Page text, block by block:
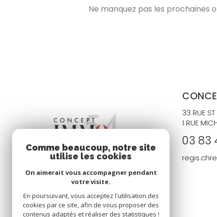
Ne manquez pas les prochaines
33 RUE
1 RUE
03 83
Comme beaucoup, notre site
utilise les cookies
On aimerait vous accompagner pendant
votre visite.
En poursuivant, vous acceptez l'utilisation des
cookies par ce site, afin de vous proposer des
contenus adaptés et réaliser des statistiques !